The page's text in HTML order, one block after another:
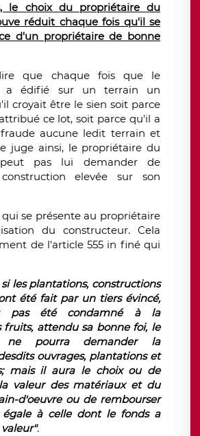
le choix du propriétaire du
réduit chaque fois qu'il se
d'un propriétaire de bonne
que chaque fois que le
a édifié sur un terrain un
croyait être le sien soit parce
ce lot, soit parce qu'il a
aucune ledit terrain et
juge ainsi, le propriétaire du
pas lui demander de
elevée sur son
qui se présente au propriétaire
du constructeur. Cela
de l'article 555 in finé qui
les plantations, constructions
été fait par un tiers évincé,
pas été condamné à la
fruits, attendu sa bonne foi, le
ne pourra demander la
ouvrages, plantations et
mais il aura le choix ou de
valeur des matériaux et du
d'oeuvre ou de rembourser
à celle dont le fonds a
.